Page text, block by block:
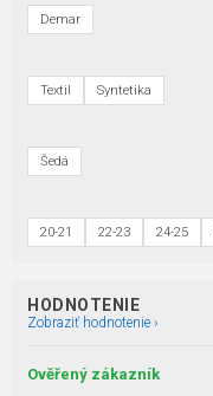
Demar
Textil Syntetika
Šedá
20-21 22-23 24-25
HODNOTENIE
Zobraziť hodnotenie ›
Ověřený zákazník